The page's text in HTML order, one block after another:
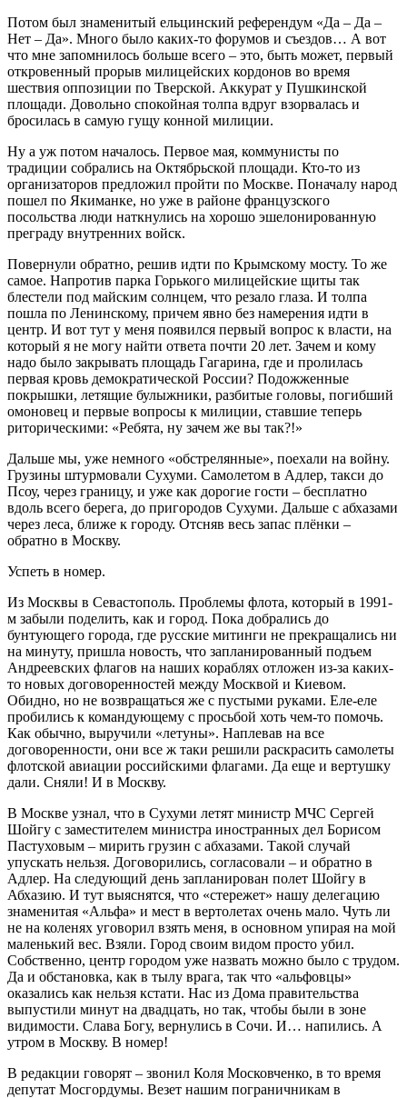
Потом был знаменитый ельцинский референдум «Да – Да –
Нет – Да». Много было каких-то форумов и съездов… А вот
что мне запомнилось больше всего – это, быть может, первый
откровенный прорыв милицейских кордонов во время
шествия оппозиции по Тверской. Аккурат у Пушкинской
площади. Довольно спокойная толпа вдруг взорвалась и
бросилась в самую гущу конной милиции.
Ну а уж потом началось. Первое мая, коммунисты по
традиции собрались на Октябрьской площади. Кто-то из
организаторов предложил пройти по Москве. Поначалу народ
пошел по Якиманке, но уже в районе французского
посольства люди наткнулись на хорошо эшелонированную
преграду внутренних войск.
Повернули обратно, решив идти по Крымскому мосту. То же
самое. Напротив парка Горького милицейские щиты так
блестели под майским солнцем, что резало глаза. И толпа
пошла по Ленинскому, причем явно без намерения идти в
центр. И вот тут у меня появился первый вопрос к власти, на
который я не могу найти ответа почти 20 лет. Зачем и кому
надо было закрывать площадь Гагарина, где и пролилась
первая кровь демократической России? Подожженные
покрышки, летящие булыжники, разбитые головы, погибший
омоновец и первые вопросы к милиции, ставшие теперь
риторическими: «Ребята, ну зачем же вы так?!»
Дальше мы, уже немного «обстрелянные», поехали на войну.
Грузины штурмовали Сухуми. Самолетом в Адлер, такси до
Псоу, через границу, и уже как дорогие гости – бесплатно
вдоль всего берега, до пригородов Сухуми. Дальше с абхазами
через леса, ближе к городу. Отсняв весь запас плёнки –
обратно в Москву.
Успеть в номер.
Из Москвы в Севастополь. Проблемы флота, который в 1991-
м забыли поделить, как и город. Пока добрались до
бунтующего города, где русские митинги не прекращались ни
на минуту, пришла новость, что запланированный подъем
Андреевских флагов на наших кораблях отложен из-за каких-
то новых договоренностей между Москвой и Киевом.
Обидно, но не возвращаться же с пустыми руками. Еле-еле
пробились к командующему с просьбой хоть чем-то помочь.
Как обычно, выручили «летуны». Наплевав на все
договоренности, они все ж таки решили раскрасить самолеты
флотской авиации российскими флагами. Да еще и вертушку
дали. Сняли! И в Москву.
В Москве узнал, что в Сухуми летят министр МЧС Сергей
Шойгу с заместителем министра иностранных дел Борисом
Пастуховым – мирить грузин с абхазами. Такой случай
упускать нельзя. Договорились, согласовали – и обратно в
Адлер. На следующий день запланирован полет Шойгу в
Абхазию. И тут выяснятся, что «стережет» нашу делегацию
знаменитая «Альфа» и мест в вертолетах очень мало. Чуть ли
не на коленях уговорил взять меня, в основном упирая на мой
маленький вес. Взяли. Город своим видом просто убил.
Собственно, центр городом уже назвать можно было с трудом.
Да и обстановка, как в тылу врага, так что «альфовцы»
оказались как нельзя кстати. Нас из Дома правительства
выпустили минут на двадцать, но так, чтобы были в зоне
видимости. Слава Богу, вернулись в Сочи. И… напились. А
утром в Москву. В номер!
В редакции говорят – звонил Коля Московченко, в то время
депутат Мосгордумы. Везет нашим пограничникам в